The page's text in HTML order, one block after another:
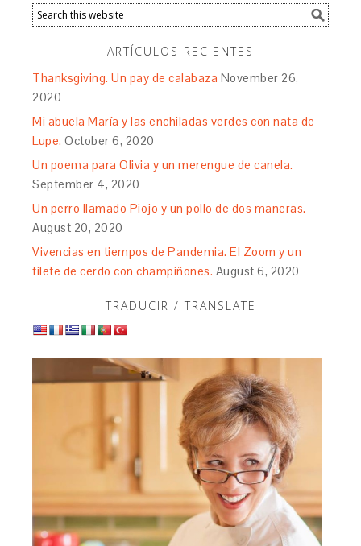
ARTÍCULOS RECIENTES
Thanksgiving. Un pay de calabaza November 26,
2020
Mi abuela María y las enchiladas verdes con nata de
Lupe. October 6, 2020
Un poema para Olivia y un merengue de canela.
September 4, 2020
Un perro llamado Piojo y un pollo de dos maneras.
August 20, 2020
Vivencias en tiempos de Pandemia. El Zoom y un
filete de cerdo con champiñones. August 6, 2020
TRADUCIR / TRANSLATE